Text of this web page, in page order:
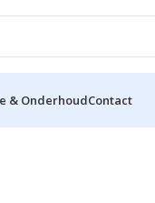
& OnderhoudContact